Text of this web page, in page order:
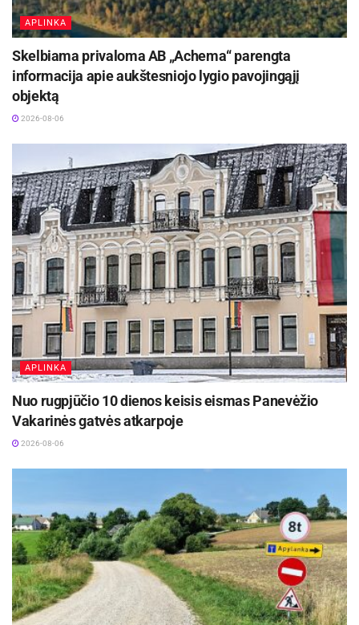
APLINKA
Skelbiama privaloma AB „Achema“ parengta
informacija apie aukštesniojo lygio pavojingąjį
objektą
2026-08-06
APLINKA
Nuo rugpjūčio 10 dienos keisis eismas Panevėžio
Vakarinės gatvės atkarpoje
2026-08-06